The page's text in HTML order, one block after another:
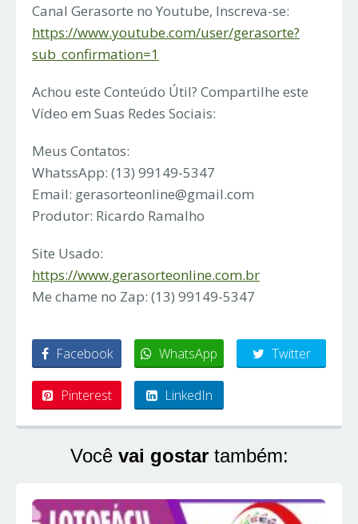
Canal Gerasorte no Youtube, Inscreva-se:
https://www.youtube.com/user/gerasorte?
sub_confirmation=1
Achou este Conteúdo Útil? Compartilhe este
Vídeo em Suas Redes Sociais:
Meus Contatos:
WhatssApp: (13) 99149-5347
Email: gerasorteonline@gmail.com
Produtor: Ricardo Ramalho
Site Usado:
https://www.gerasorteonline.com.br
Me chame no Zap: (13) 99149-5347
Facebook WhatsApp Twitter
Pinterest LinkedIn
Você vai gostartambém: